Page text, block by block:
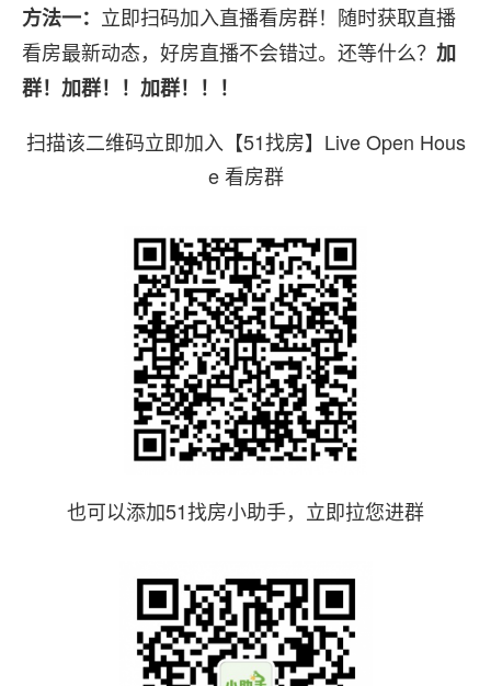
方法一： 立即扫码加入直播看房群！随时获取直播
看房最新动态，好房直播不会错过。还等什么？ 加
群！加群！！加群！！！
扫描该二维码立即加入【51找房】Live Open Hous
e 看房群
也可以添加51找房小助手，立即拉您进群